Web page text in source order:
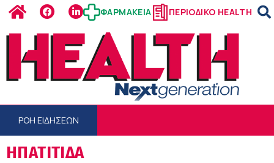
ΦΑΡΜΑΚΕΙΑ ΠΕΡΙΟΔΙΚΟ HEALTH
ΡΟΗ ΕΙΔΗΣΕΩΝ
ΗΠΑΤΊΤΙΔΑ